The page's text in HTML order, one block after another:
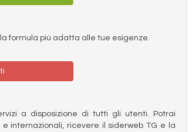
la formula più adatta alle tue esigenze.
a disposizione di tutti gli utenti. Potrai
internazionali, ricevere il siderweb TG e la